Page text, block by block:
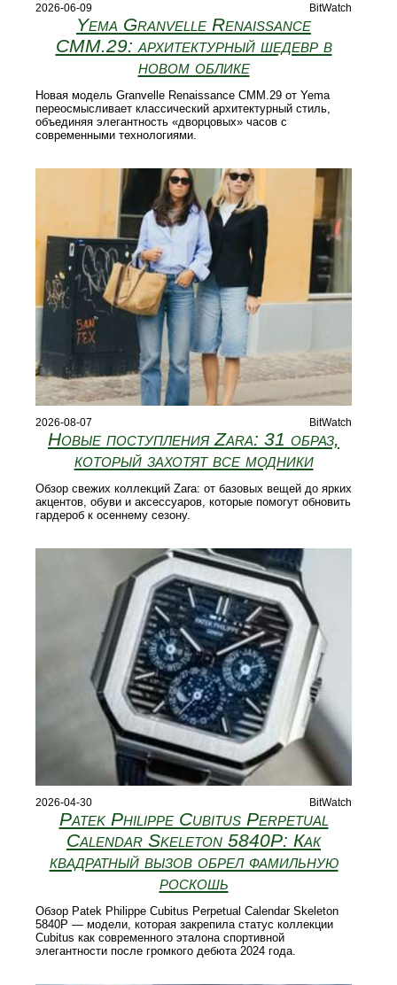
2026-06-09 BitWatch
Yema Granvelle Renaissance
CMM.29: архитектурный шедевр в
новом облике
Новая модель Granvelle Renaissance CMM.29 от Yema
переосмысливает классический архитектурный стиль,
объединяя элегантность «дворцовых» часов с
современными технологиями.
2026-08-07 BitWatch
Новые поступления Zara: 31 образ,
который захотят все модники
Обзор свежих коллекций Zara: от базовых вещей до ярких
акцентов, обуви и аксессуаров, которые помогут обновить
гардероб к осеннему сезону.
2026-04-30 BitWatch
Patek Philippe Cubitus Perpetual
Calendar Skeleton 5840P: Как
квадратный вызов обрел фамильную
роскошь
Обзор Patek Philippe Cubitus Perpetual Calendar Skeleton
5840P — модели, которая закрепила статус коллекции
Cubitus как современного эталона спортивной
элегантности после громкого дебюта 2024 года.